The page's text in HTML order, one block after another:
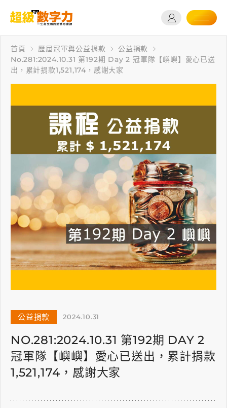
首頁 歷屆冠軍與公益捐款
公益捐款
No.281:2024.10.31 第192期 Day 2 冠軍隊【嶼嶼】愛心已送
出，累計捐款1,521,174，感謝大家
公益捐款 2024.10.31
NO.281:2024.10.31 第192期 DAY 2
冠軍隊【嶼嶼】愛心已送出，累計捐款
1,521,174，感謝大家